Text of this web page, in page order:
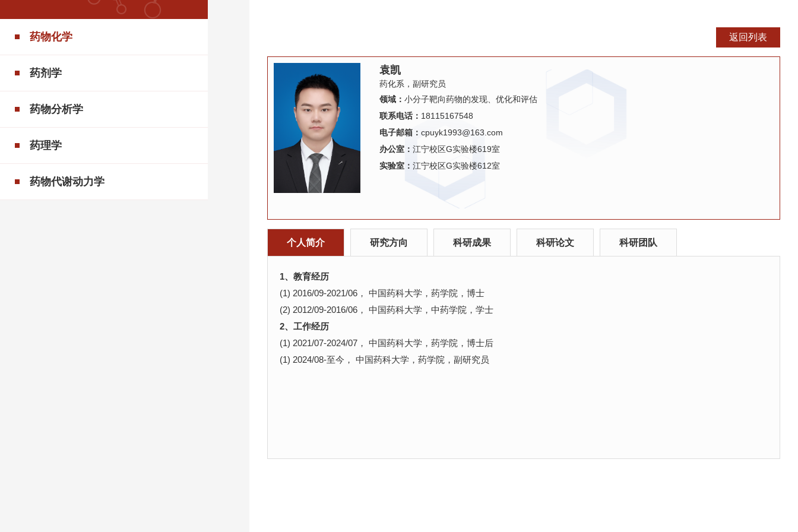
药物化学
药剂学
药物分析学
药理学
药物代谢动力学
袁凯
药化系，副研究员
领域： 小分子靶向药物的发现、优化和评估
联系电话： 18115167548
电子邮箱： cpuyk1993@163.com
办公室： 江宁校区G实验楼619室
实验室： 江宁校区G实验楼612室
个人简介 研究方向 科研成果 科研论文 科研团队
1、教育经历
(1) 2016/09-2021/06， 中国药科大学，药学院，博士
(2) 2012/09-2016/06， 中国药科大学，中药学院，学士
2、工作经历
(1) 2021/07-2024/07， 中国药科大学，药学院，博士后
(1) 2024/08-至今， 中国药科大学，药学院，副研究员